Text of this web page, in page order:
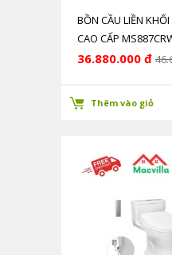
BỒN CẦU LIỀN
CAO CẤP
HÃNG GIÁ RẺ
36.880.000 đ
Thêm vào giỏ